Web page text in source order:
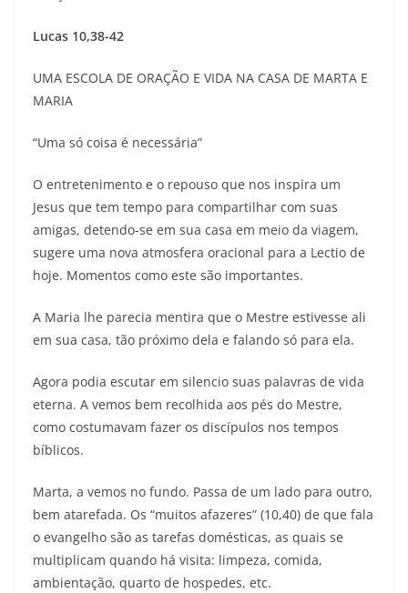
Lucas 10,38-42
UMA ESCOLA DE ORAÇÃO E VIDA NA CASA DE MARTA E
MARIA
“Uma só coisa é necessária”
O entretenimento e o repouso que nos inspira um
Jesus que tem tempo para compartilhar com suas
amigas, detendo-se em sua casa em meio da viagem,
sugere uma nova atmosfera oracional para a Lectio de
hoje. Momentos como este são importantes.
A Maria lhe parecia mentira que o Mestre estivesse ali
em sua casa, tão próximo dela e falando só para ela.
Agora podia escutar em silencio suas palavras de vida
eterna. A vemos bem recolhida aos pés do Mestre,
como costumavam fazer os discípulos nos tempos
bíblicos.
Marta, a vemos no fundo. Passa de um lado para outro,
bem atarefada. Os “muitos afazeres” (10,40) de que fala
o evangelho são as tarefas domésticas, as quais se
multiplicam quando há visita: limpeza, comida,
ambientação, quarto de hospedes, etc.